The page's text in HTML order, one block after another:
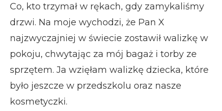
Co, kto trzymał w rękach, gdy zamykaliśmy
drzwi. Na moje wychodzi, że Pan X
najzwyczajniej w świecie zostawił walizkę w
pokoju, chwytając za mój bagaż i torby ze
sprzętem. Ja wzięłam walizkę dziecka, które
było jeszcze w przedszkolu oraz nasze
kosmetyczki.